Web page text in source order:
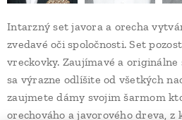
Intarzný set javora a orecha
zvedavé oči spoločnosti. Set
vreckovky. Zaujímavé a originálne
sa výrazne odlíšite od všetkých
zaujmete dámy svojim šarmom
orechováho a javorového dreva, z